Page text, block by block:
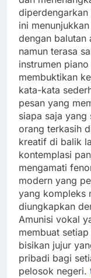
ini
dengan balutan
namun terasa
instrumen
membuktikan
kata-kata
pesan yang
siapa saja yang
orang terkasih
kreatif di balik
kontemplasi
mengamati
modern yang
yang kompleks
diungkapkan
Amunisi vokal
membuat
bisikan jujur
pribadi bagi
pelosok negeri.